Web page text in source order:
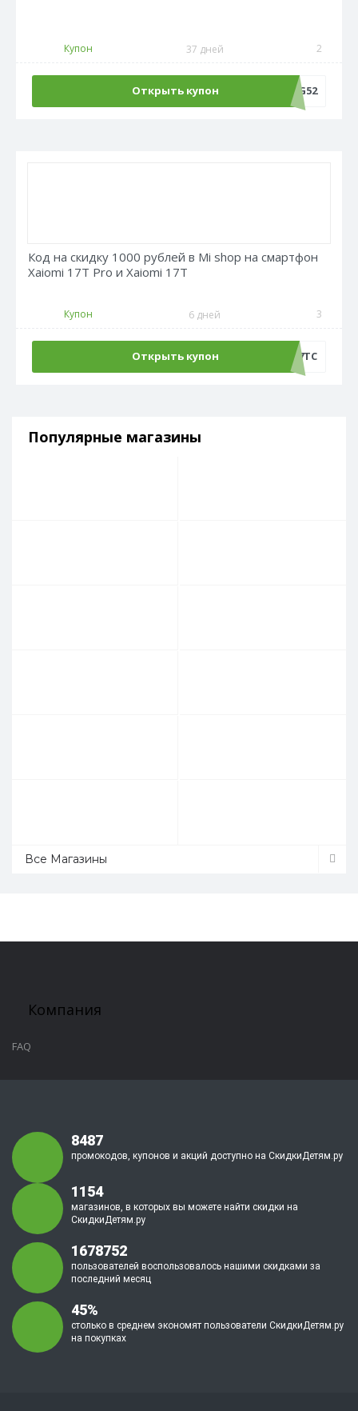
Купон 37 дней 2
Открыть купон LANG52
Код на скидку 1000 рублей в Mi shop на смартфон
Xaiomi 17T Pro и Xaiomi 17T
Купон 6 дней 3
Открыть купон AT17TC
Популярные магазины
Все Магазины
Компания
FAQ
8487
промокодов, купонов и акций доступно на СкидкиДетям.ру
1154
магазинов, в которых вы можете найти скидки на
СкидкиДетям.ру
1678752
пользователей воспользовалось нашими скидками за
последний месяц
45%
столько в среднем экономят пользователи СкидкиДетям.ру
на покупках